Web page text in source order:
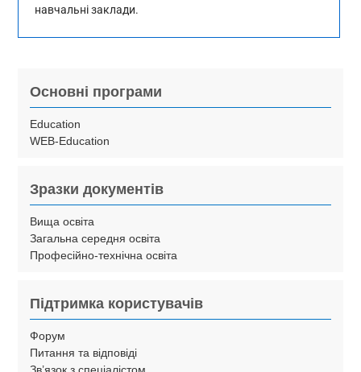
навчальні заклади.
Основні програми
Education
WEB-Education
Зразки документів
Вища освіта
Загальна середня освіта
Професійно-технічна освіта
Підтримка користувачів
Форум
Питання та відповіді
Зв’язок з спеціалістом